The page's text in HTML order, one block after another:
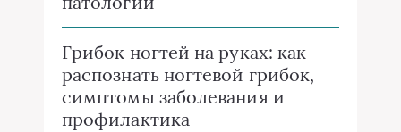
Грибок ногтей на руках: как
распознать ногтевой грибок,
симптомы заболевания и
профилактика